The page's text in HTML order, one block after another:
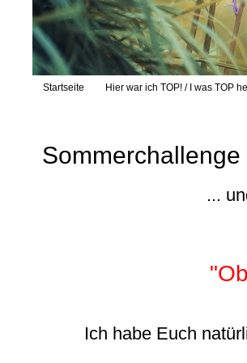
Startseite Hier war ich TOP! / I was TOP
Sommerchallenge
...
Ich habe Euch